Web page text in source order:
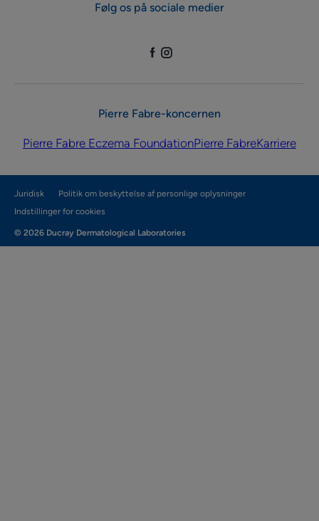
Følg os på sociale medier
Pierre Fabre-koncernen
Pierre Fabre Eczema FoundationPierre FabreKarriere
Juridisk
Politik om beskyttelse af personlige oplysninger
Indstillinger for cookies
© 2026 Ducray Dermatological Laboratories